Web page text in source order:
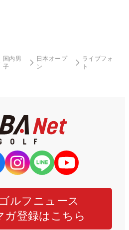
国内男
子
日本オープ
ン
ライブフォ
ト
ルフニュース
ガ登録はこちら